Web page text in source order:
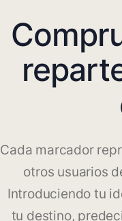
Cada marcador
otros usuarios
Introduciendo tu
tu destino,